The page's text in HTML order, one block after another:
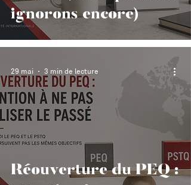
ignorons encore)
Réouverture du PEQ :
29 mai 3 min de lecture